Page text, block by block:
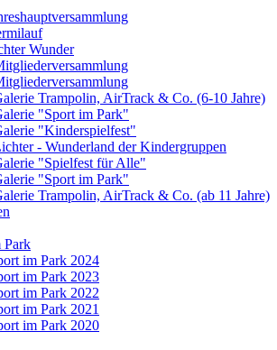
Wunder
Trampolin, AirTrack & Co. (6-10 Jahre)
"Sport im Park"
"Kinderspielfest"
- Wunderland der Kindergruppen
"Spielfest für Alle"
"Sport im Park"
Trampolin, AirTrack & Co. (ab 11 Jahre)
Park
im Park 2024
im Park 2023
im Park 2022
im Park 2021
im Park 2020